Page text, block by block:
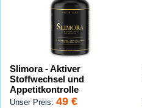
Slimora - Aktiver
Stoffwechsel und
Appetitkontrolle
Unser Preis: 49 €